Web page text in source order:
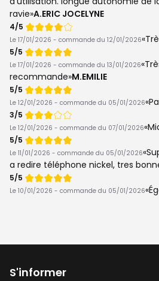
ravie A.ERIC JOCELYNE
Note
de
4/5
Le 17/01/2026 - commande du 12/01/2026
Note
de
5/5
Le 17/01/2026 - commande du 13/01/2026
recommande M.EMILIE
Note
de
5/5
Le 12/01/2026 - commande du 05/01/2026
Note
de
3/5
Le 12/01/2026 - commande du 07/01/2026
Note
de
5/5
Le 11/01/2026 - commande du 05/01/2026
a redire téléphone nickel, tres
Note
de
5/5
Le 10/01/2026 - commande du 05/01/2026
S'informer